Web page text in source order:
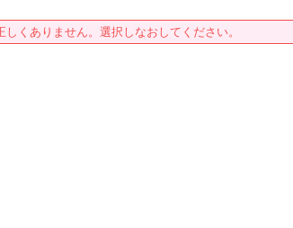
しくありません。選択しなおしてください。